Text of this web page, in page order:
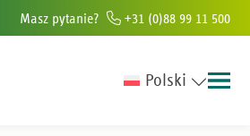
Masz pytanie? +31 (0)88 99 11 500
Polski